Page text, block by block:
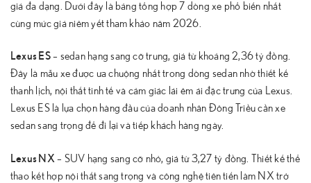
giá đa dạng. Dưới đây là bảng tổng hợp 7 dòng xe phổ biến nhất
cùng mức giá niêm yết tham khảo năm 2026.
Lexus ES– sedan hạng sang cỡ trung, giá từ khoảng 2,36 tỷ đồng.
Đây là mẫu xe được ưa chuộng nhất trong dòng sedan nhờ thiết kế
thanh lịch, nội thất tinh tế và cảm giác lái êm ái đặc trưng của Lexus.
Lexus ES là lựa chọn hàng đầu của doanh nhân Đông Triều cần xe
sedan sang trọng để đi lại và tiếp khách hàng ngày.
Lexus NX– SUV hạng sang cỡ nhỏ, giá từ 3,27 tỷ đồng. Thiết kế thể
thao kết hợp nội thất sang trọng và công nghệ tiên tiến làm NX trở